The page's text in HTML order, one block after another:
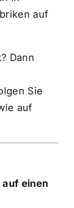
auf
Dann
Sie
auf
einen